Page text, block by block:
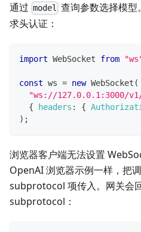
通过 model 查询参数选择模
求头认证：
import WebSocket from
const ws = new WebSocket (
"ws://127.0.0.1:3000/
{
headers : {
) ;
浏览器客户端无法设置
OpenAI 浏览器示例一样，把
subprotocol 项传入。网关会
subprotocol：